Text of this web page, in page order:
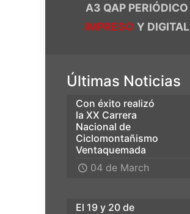
A3 QAP PERIÓDICO
IMPRESO Y DIGITAL
Últimas Noticias
Con éxito realizó
la XX Carrera
Nacional de
Ciclomontañismo
Ventaquemada
04 de March
El 19 y 20 de